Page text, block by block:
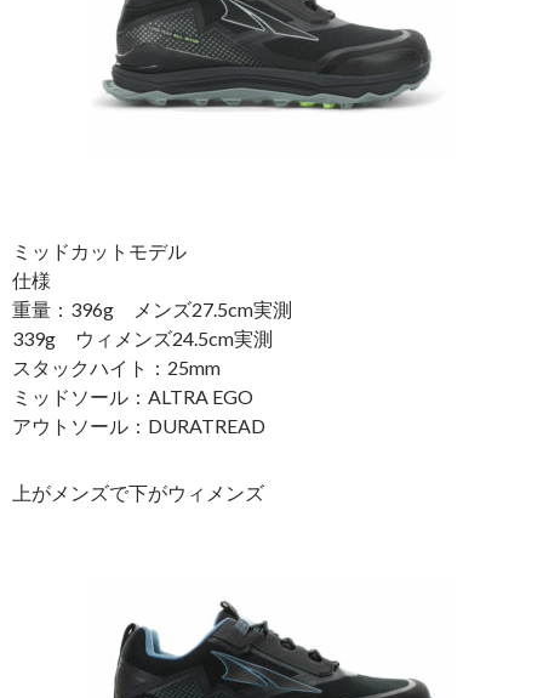
ミッドカットモデル
仕様
重量：396g メンズ27.5cm実測
339g ウィメンズ24.5cm実測
スタックハイト：25mm
ミッドソール：ALTRA EGO
アウトソール：DURATREAD
上がメンズで下がウィメンズ